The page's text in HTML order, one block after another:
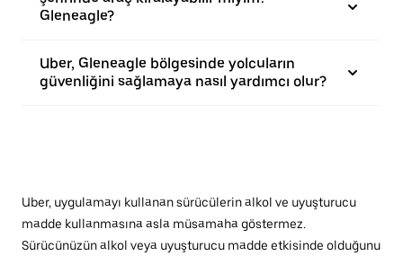
Gleneagle?
Uber, Gleneagle bölgesinde yolcuların
güvenliğini sağlamaya nasıl yardımcı olur?
Uber, uygulamayı kullanan sürücülerin alkol ve uyuşturucu
madde kullanmasına asla müsamaha göstermez.
Sürücünüzün alkol veya uyuşturucu madde etkisinde olduğunu